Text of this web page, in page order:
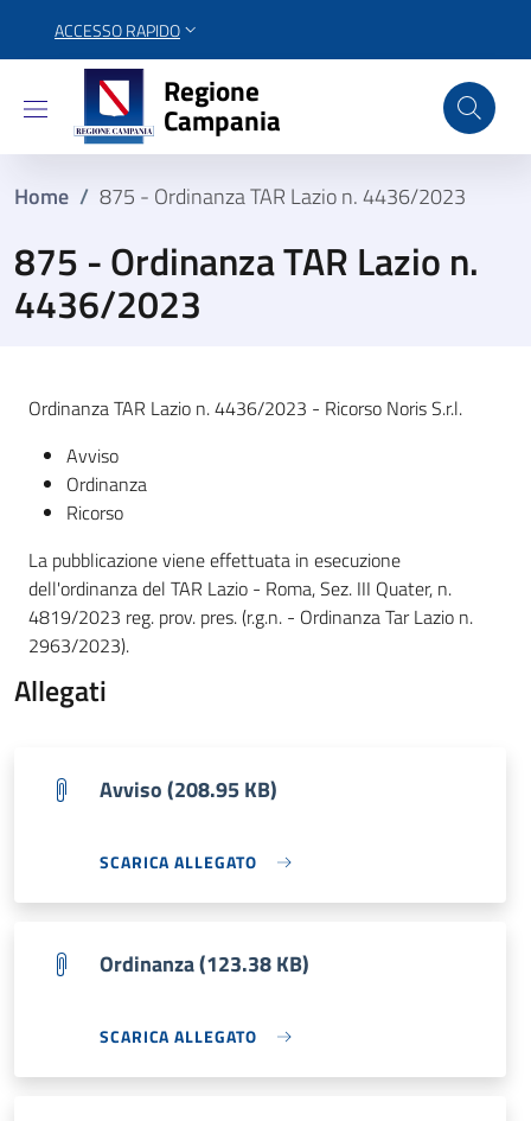
ACCESSO RAPIDO
Regione Campania
Regione
Campania
Home / 875 - Ordinanza TAR Lazio n. 4436/2023
875 - Ordinanza TAR Lazio n.
4436/2023
Ordinanza TAR Lazio n. 4436/2023 - Ricorso Noris S.r.l.
Avviso
Ordinanza
Ricorso
La pubblicazione viene effettuata in esecuzione
dell'ordinanza del TAR Lazio - Roma, Sez. III Quater, n.
4819/2023 reg. prov. pres. (r.g.n. - Ordinanza Tar Lazio n.
2963/2023).
Allegati
Avviso (208.95 KB)
SCARICA ALLEGATO
Ordinanza (123.38 KB)
SCARICA ALLEGATO